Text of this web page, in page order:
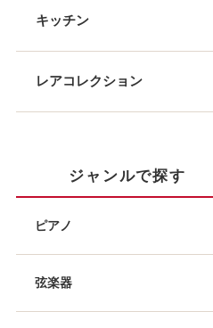
キッチン
レアコレクション
ジャンルで探す
ピアノ
弦楽器